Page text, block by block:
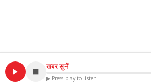
खबर सुनें
▶ Press play to listen